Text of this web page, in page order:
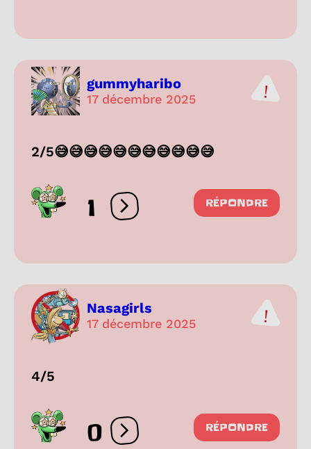
gummyharibo
17 décembre 2025
2/5😅😅😅😅😅😅😅😅😅😅😅
1 Ouvrir les réactions
RÉPONDRE
Nasagirls
17 décembre 2025
4/5
0 Ouvrir les réactions
RÉPONDRE